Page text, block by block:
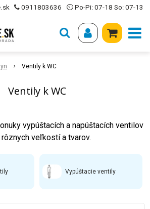
0911803636 ⏲ Po-Pi: 07-18 So: 07-13
Ventily k WC
Ventily k WC
vypúštacích a napúštacích ventilov
veľkostí a tvarov.
Vypúštacie ventily